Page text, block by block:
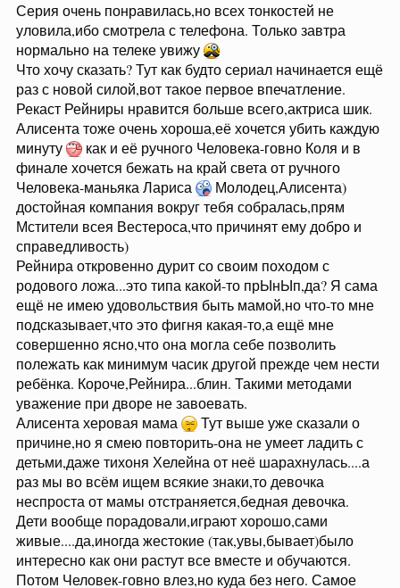
Серия очень понравилась,но всех тонкостей не
уловила,ибо смотрела с телефона. Только завтра
нормально на телеке увижу
Что хочу сказать? Тут как будто сериал начинается ещё
раз с новой силой,вот такое первое впечатление.
Рекаст Рейниры нравится больше всего,актриса шик.
Алисента тоже очень хороша,её хочется убить каждую
минуту
как и её ручного Человека-говно Коля и в
финале хочется бежать на край света от ручного
Человека-маньяка Лариса
Молодец,Алисента)
достойная компания вокруг тебя собралась,прям
Мстители всея Вестероса,что причинят ему добро и
справедливость)
Рейнира откровенно дурит со своим походом с
родового ложа...это типа какой-то прЫнЫп,да? Я сама
ещё не имею удовольствия быть мамой,но что-то мне
подсказывает,что это фигня какая-то,а ещё мне
совершенно ясно,что она могла себе позволить
полежать как минимум часик другой прежде чем нести
ребёнка. Короче,Рейнира...блин. Такими методами
уважение при дворе не завоевать.
Алисента херовая мама
Тут выше уже сказали о
причине,но я смею повторить-она не умеет ладить с
детьми,даже тихоня Хелейна от неё шарахнулась....а
раз мы во всём ищем всякие знаки,то девочка
неспроста от мамы отстраняется,бедная девочка.
Дети вообще порадовали,играют хорошо,сами
живые....да,иногда жестокие (так,увы,бывает)было
интересно как они растут все вместе и обучаются.
Потом Человек-говно влез,но куда без него. Самое